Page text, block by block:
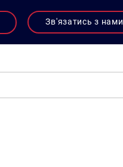
Зв'язатись з нами